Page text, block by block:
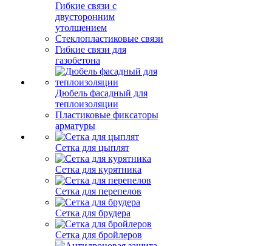
Гибкие связи с
двусторонним
утолщением
Стеклопластиковые связи
Гибкие связи для
газобетона
Дюбель фасадный для
теплоизоляции
Пластиковые фиксаторы
арматуры
Сетка для цыплят
Сетка для курятника
Сетка для перепелов
Сетка для брудера
Сетка для бройлеров